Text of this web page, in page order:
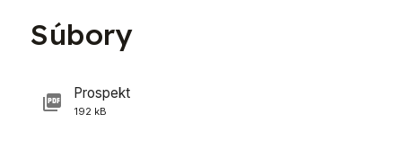
Súbory
Prospekt
192 kB